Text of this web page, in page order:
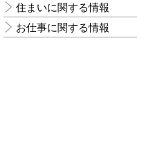
住まいに関する情報
お仕事に関する情報